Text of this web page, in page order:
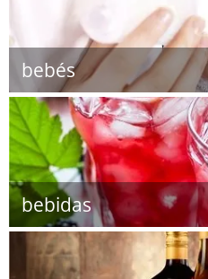
bebés
bebidas